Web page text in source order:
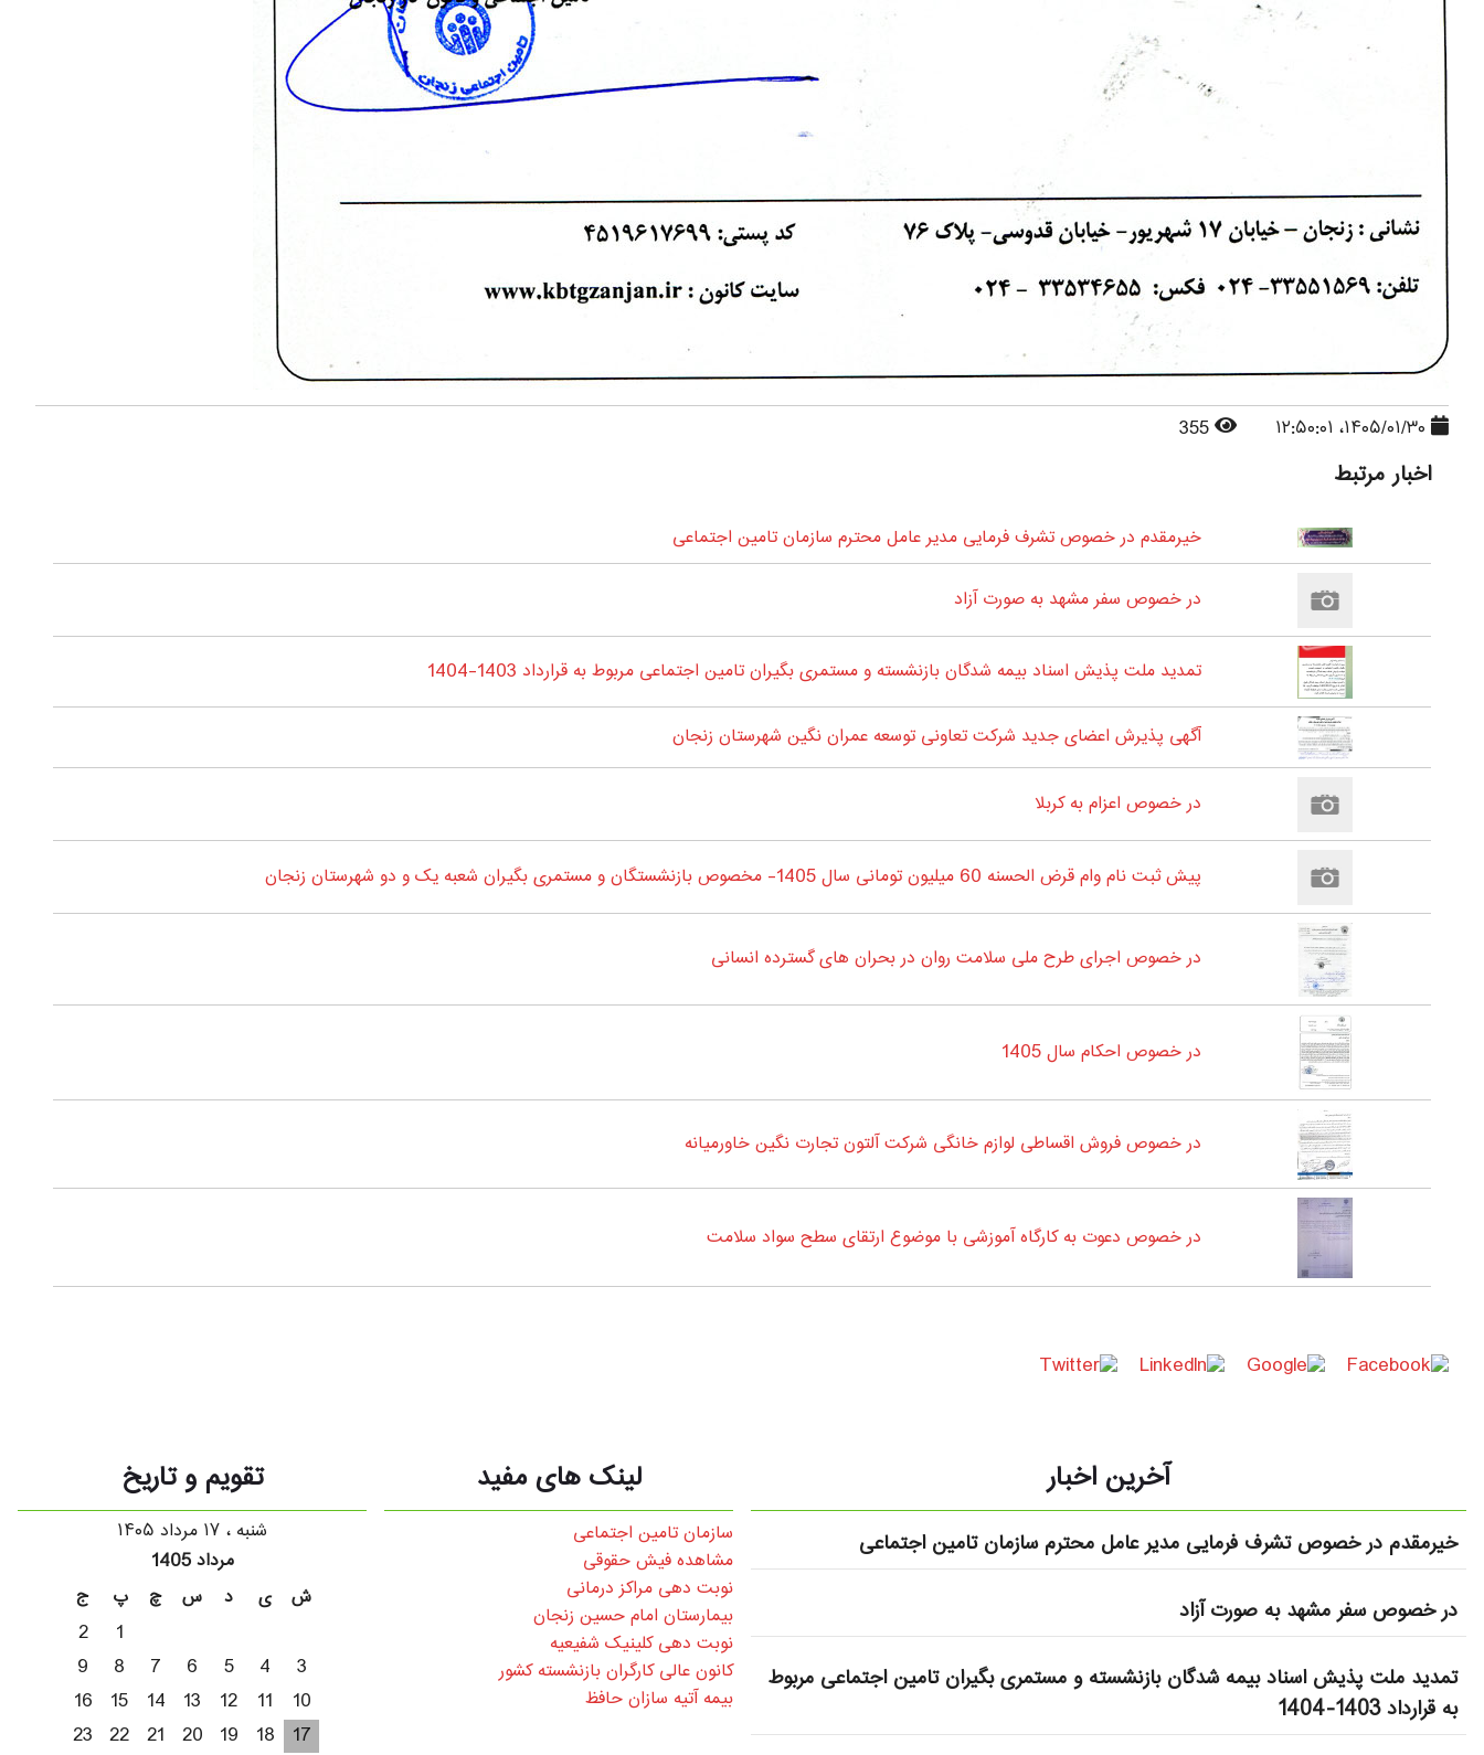
اخبار مرتبط
خیرمقدم در خصوص تشرف فرمایی مدیر عامل محترم سازمان تامین اجتماعی
در خصوص سفر مشهد به صورت آزاد
تمدید ملت پذیش اسناد بیمه شدگان بازنشسته و مستمری بگیران تامین اجتماعی مربوط به قرارداد 1403-1404
آگهی پذیرش اعضای جدید شرکت تعاونی توسعه عمران نگین شهرستان زنجان
در خصوص اعزام به کربلا
پیش ثبت نام وام قرض الحسنه 60 میلیون تومانی سال 1405- مخصوص بازنشستگان و مستمری بگیران شعبه یک و دو شهرستان زنجان
در خصوص اجرای طرح ملی سلامت روان در بحران های گسترده انسانی
در خصوص احکام سال 1405
در خصوص فروش اقساطی لوازم خانگی شرکت آلتون تجارت نگین خاورمیانه
در خصوص دعوت به کارگاه آموزشی با موضوع ارتقای سطح سواد سلامت
آخرین اخبار
خیرمقدم در خصوص تشرف فرمایی مدیر عامل محترم سازمان تامین اجتماعی
در خصوص سفر مشهد به صورت آزاد
تمدید ملت پذیش اسناد بیمه شدگان بازنشسته و مستمری بگیران تامین اجتماعی مربوط
به قرارداد 1403-1404
لینک های مفید
سازمان تامین اجتماعی
مشاهده فیش حقوقی
نوبت دهی مراکز درمانی
بیمارستان امام حسین زنجان
نوبت دهی کلینیک شفیعیه
کانون عالی کارگران بازنشسته کشور
بیمه آتیه سازان حافظ
تقویم و تاریخ
شنبه ، ۱۷ مرداد ۱۴۰۵
مرداد 1405
ج
پ چ س د ی
ش
2
1
9
8 7 6 5 4
3
16
15 14 13 12 11
10
23 22 21 20 19 18 17